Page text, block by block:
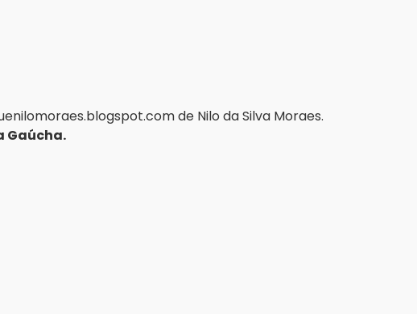
de Nilo da Silva Moraes.
Gaúcha.